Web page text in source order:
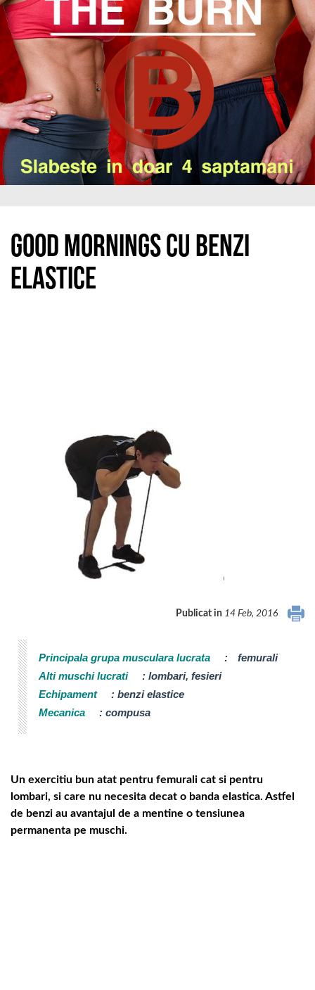
Good Mornings cu benzi
elastice
Publicat in 14 Feb, 2016
Principala grupa musculara lucrata :
femurali
Alti muschi lucrati
: lombari, fesieri
Echipament
: benzi elastice
Mecanica
: compusa
Un exercitiu bun atat pentru femurali cat si pentru
lombari, si care nu necesita decat o banda elastica. Astfel
de benzi au avantajul de a mentine o tensiunea
permanenta pe muschi.